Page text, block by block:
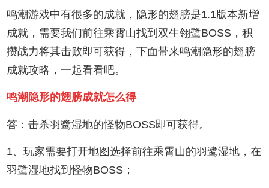
鸣潮游戏中有很多的成就，隐形的翅膀是1.1版本新增
成就，需要我们前往乘霄山找到双生翎鹭BOSS，积
攒战力将其击败即可获得，下面带来鸣潮隐形的翅膀
成就攻略，一起看看吧。
鸣潮隐形的翅膀成就怎么得
答：击杀羽鹭湿地的怪物BOSS即可获得。
1、玩家需要打开地图选择前往乘霄山的羽鹭湿地，在
羽鹭湿地找到怪物BOSS；